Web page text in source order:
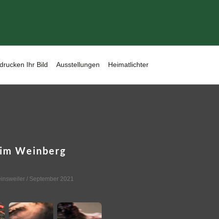
Ihr Bild Ausstellungen Heimatlichter
Weinberg
/ September 2021